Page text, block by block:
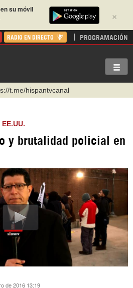
×
su móvil
RADIO EN DIRECTO PROGRAMACIÓN
t.me/hispantvcanal
y Viber: +98 921 79 29 404
como: hispan_tv
twitter.com/nexo_latino
EE.UU.
y brutalidad policial en
de 2016 13:19